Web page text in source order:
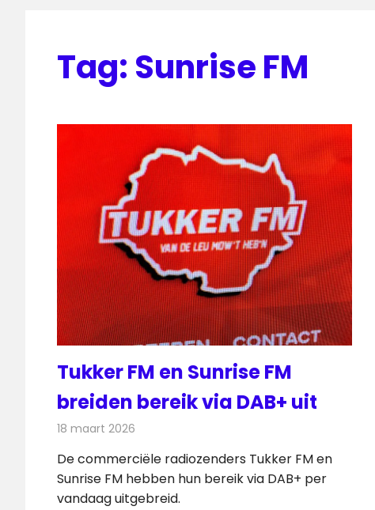
Tag: Sunrise FM
Tukker FM en Sunrise FM
breiden bereik via DAB+ uit
18 maart 2026
De commerciële radiozenders Tukker FM en
Sunrise FM hebben hun bereik via DAB+ per
vandaag uitgebreid.